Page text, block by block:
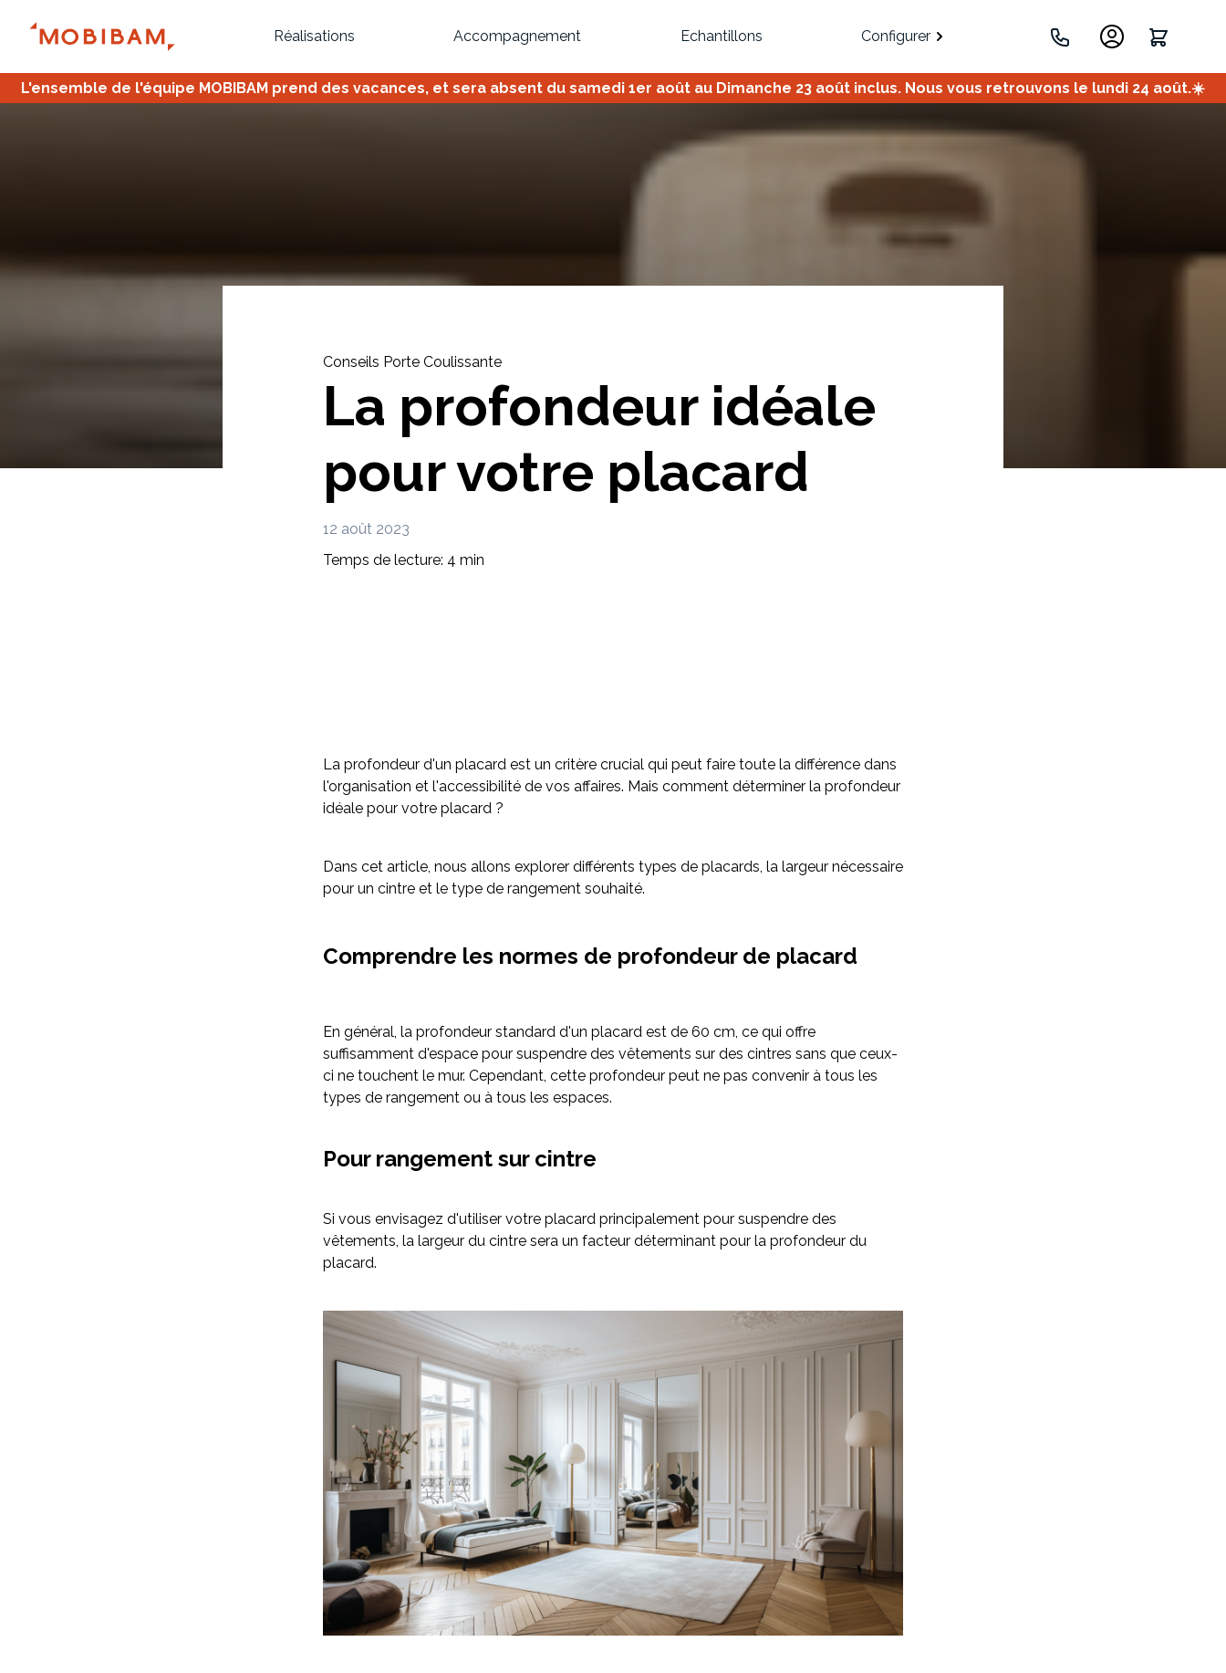
Réalisations Accompagnement Echantillons Configurer
Inspirez-vous du catalogue
Personnalisez nos modèles pour créer le meuble qui vous ressemble.
Créez votre projet de A à Z Retrouvez vos projets
L'ensemble de l'équipe MOBIBAM prend des vacances, et sera absent du samedi 1er août au Dimanche 23 août inclus. Nous vous retrouvons le lundi 24 août.☀️
Conseils Porte Coulissante
La profondeur idéale
pour votre placard
12 août 2023
Temps de lecture: 4 min
La profondeur d'un placard est un critère crucial qui peut faire toute la différence dans
l'organisation et l'accessibilité de vos affaires. Mais comment déterminer la profondeur
idéale pour votre placard ?
Dans cet article, nous allons explorer différents types de placards, la largeur nécessaire
pour un cintre et le type de rangement souhaité.
Comprendre les normes de profondeur de placard
En général, la profondeur standard d'un placard est de 60 cm, ce qui offre
suffisamment d'espace pour suspendre des vêtements sur des cintres sans que ceux-
ci ne touchent le mur. Cependant, cette profondeur peut ne pas convenir à tous les
types de rangement ou à tous les espaces.
Pour rangement sur cintre
Si vous envisagez d'utiliser votre placard principalement pour suspendre des
vêtements, la largeur du cintre sera un facteur déterminant pour la profondeur du
placard.